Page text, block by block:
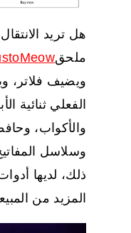
هل تريد
ملحق
ويضيف فلاتر،
الفعلي ثنائية
والأكواب،
وسلاسل
ذلك، لديها
المزيد من